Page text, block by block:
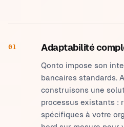
01 Adaptabilité
Qonto impose son
bancaires standards.
construisons une
processus existants :
spécifiques à votre